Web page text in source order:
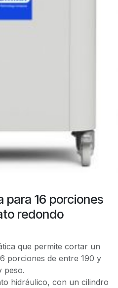
para 16 porciones
redondo
que permite cortar un
porciones de entre 190 y
peso.
hidráulico, con un cilindro